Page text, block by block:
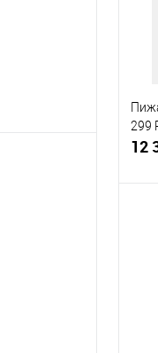
299
12